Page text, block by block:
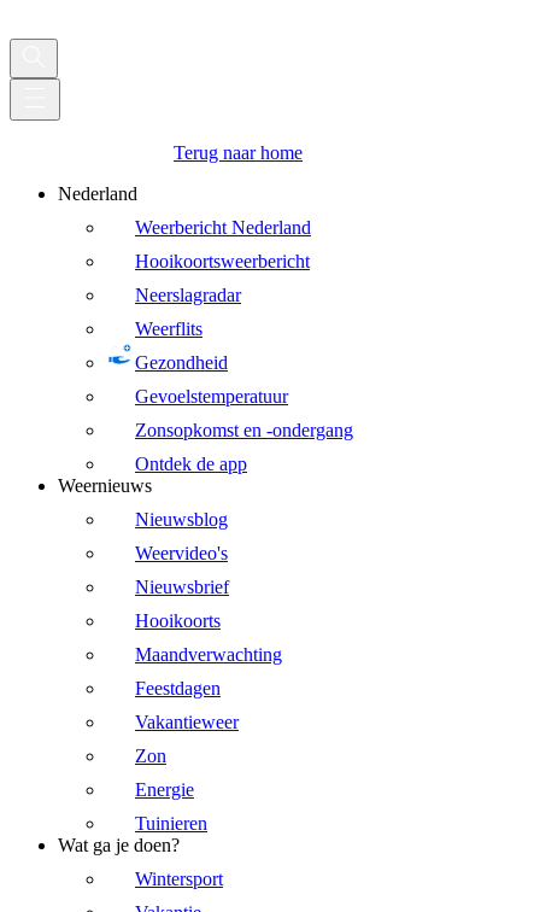
Terug naar home
Nederland
Weerbericht Nederland
Hooikoortsweerbericht
Neerslagradar
Weerflits
Gezondheid
Gevoelstemperatuur
Zonsopkomst en -ondergang
Ontdek de app
Weernieuws
Nieuwsblog
Weervideo's
Nieuwsbrief
Hooikoorts
Maandverwachting
Feestdagen
Vakantieweer
Zon
Energie
Tuinieren
Wat ga je doen?
Wintersport